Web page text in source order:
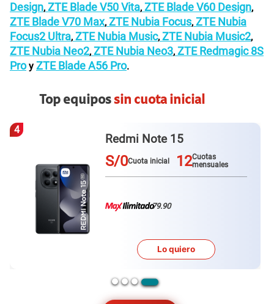
Design, ZTE Blade V50 Vita, ZTE Blade V60 Design,
ZTE Blade V70 Max, ZTE Nubia Focus, ZTE Nubia
Focus2 Ultra, ZTE Nubia Music, ZTE Nubia Music2,
ZTE Nubia Neo2, ZTE Nubia Neo3, ZTE Redmagic 8S
Proy ZTE Blade A56 Pro.
Top equipossin cuota inicial
4
Redmi Note 15
S/0Cuota inicial 12Cuotas
mensuales
79.90
Lo quiero